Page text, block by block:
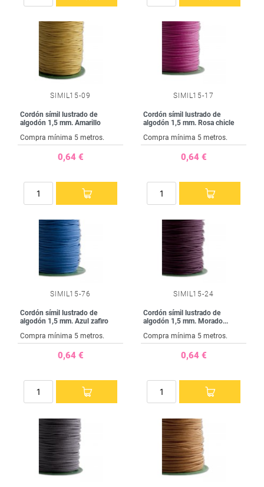
SIMIL15-09
Cordón símil lustrado de
algodón 1,5 mm. Amarillo
Compra mínima 5 metros.
0,64 €
SIMIL15-17
Cordón símil lustrado de
algodón 1,5 mm. Rosa chicle
Compra mínima 5 metros.
0,64 €
SIMIL15-76
Cordón símil lustrado de
algodón 1,5 mm. Azul zafiro
Compra mínima 5 metros.
0,64 €
SIMIL15-24
Cordón símil lustrado de
algodón 1,5 mm. Morado...
Compra mínima 5 metros.
0,64 €